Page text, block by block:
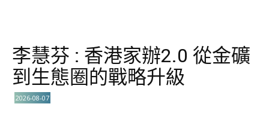
李慧芬 : 香港家辦2.0 從金礦
到生態圈的戰略升級
2026-08-07